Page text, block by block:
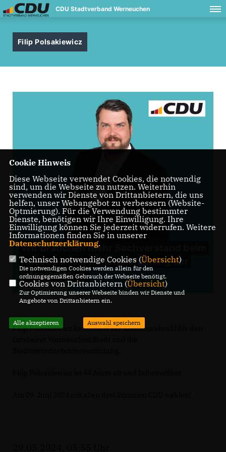
CDU Stadtverband Werneuchen
Filip Polsakiewicz
Filip Polsakiewicz kandidiert zur Kommunalwahl für den
Cookie Hinweis
Diese Webseite verwendet Cookies, die notwendig
sind, um die Webseite zu nutzen. Weiterhin
verwenden wir Dienste von Drittanbietern, die uns
helfen, unser Webangebot zu verbessern (Website-
Optmierung). Für die Verwendung bestimmter
Dienste, benötigen wir Ihre Einwilligung. Ihre
Einwilligung können Sie jederzeit widerrufen. Weitere
Informationen finden Sie in unserer
Datenschutzerklärung.
Technisch notwendige Cookies (Übersicht)
Die notwendigen Cookies werden allein für den
ordnungsgemäßen Gebrauch der Webseite benötigt.
Cookies von Drittanbietern (Übersicht)
Zur Optimierung unserer Webseite binden wir Dienste und
Angebote von Drittanbietern ein.
Alle akzeptieren Auswahl speichern